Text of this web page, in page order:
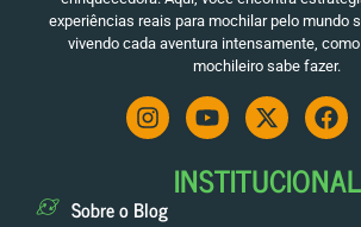
experiências reais para mochilar pelo mundo
vivendo cada aventura intensamente,
mochileiro sabe fazer.
INSTITUCIONAL
Sobre o Blog